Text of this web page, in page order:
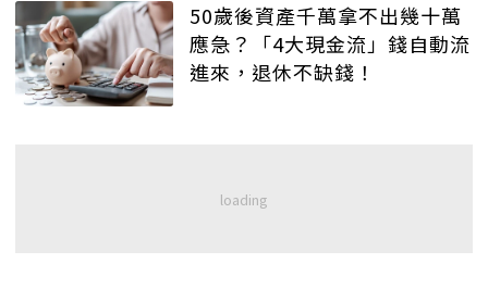
50歲後資產千萬拿不出幾十萬
應急？「4大現金流」錢自動流
進來，退休不缺錢！